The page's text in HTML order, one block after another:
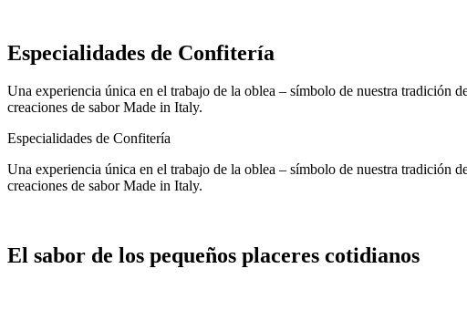
Especialidades de Confitería
Una experiencia única en el trabajo de la oblea – símbolo de nuestra tradición
creaciones de sabor Made in Italy.
Especialidades de Confitería
Una experiencia única en el trabajo de la oblea – símbolo de nuestra tradición
creaciones de sabor Made in Italy.
El sabor de los pequeños placeres cotidianos